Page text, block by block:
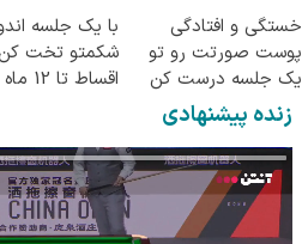
خستگی و افتادگی
پوست صورتت رو تو
یک جلسه درست کن
✅
با یک جلسه
شکمتو تخت
اقساط تا 12 ماه
زنده پیشنهادی